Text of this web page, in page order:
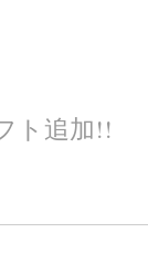
ト追加!!